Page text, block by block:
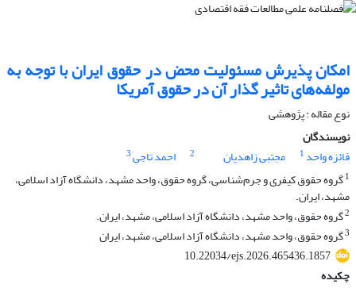
امکان پذیرش مسئولیت محض در حقوق ایران با توجه به
مولفه‌های تاثیر گذار آن در حقوق آمریکا
نوع مقاله : پژوهشی
نویسندگان
فائزه واحد 1 مجتبی زاهدیان 2 احمد تاجی3
1گروه حقوق کیفری و جرم‌شناسی، گروه حقوق، واحد مشهد، دانشگاه آزاد اسلامی،
مشهد، ایران.
2گروه حقوق، واحد مشهد، دانشگاه آزاد اسلامی، مشهد، ایران.
3گروه حقوق، واحد مشهد، دانشگاه آزاد اسلامی، مشهد، ایران
10.22034/ejs.2026.465436.1857
چکیده